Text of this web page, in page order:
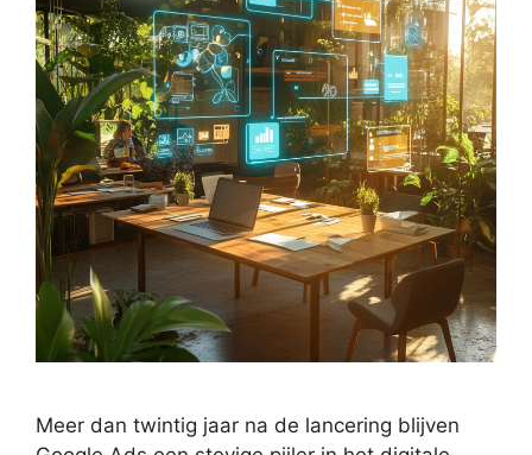
Meer dan twintig jaar na de lancering blijven